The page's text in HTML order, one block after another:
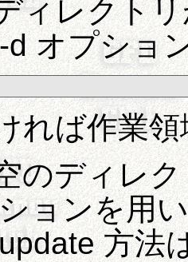
ィレクト
d オプショ
れば作業
のディレ
ョンを用
方法